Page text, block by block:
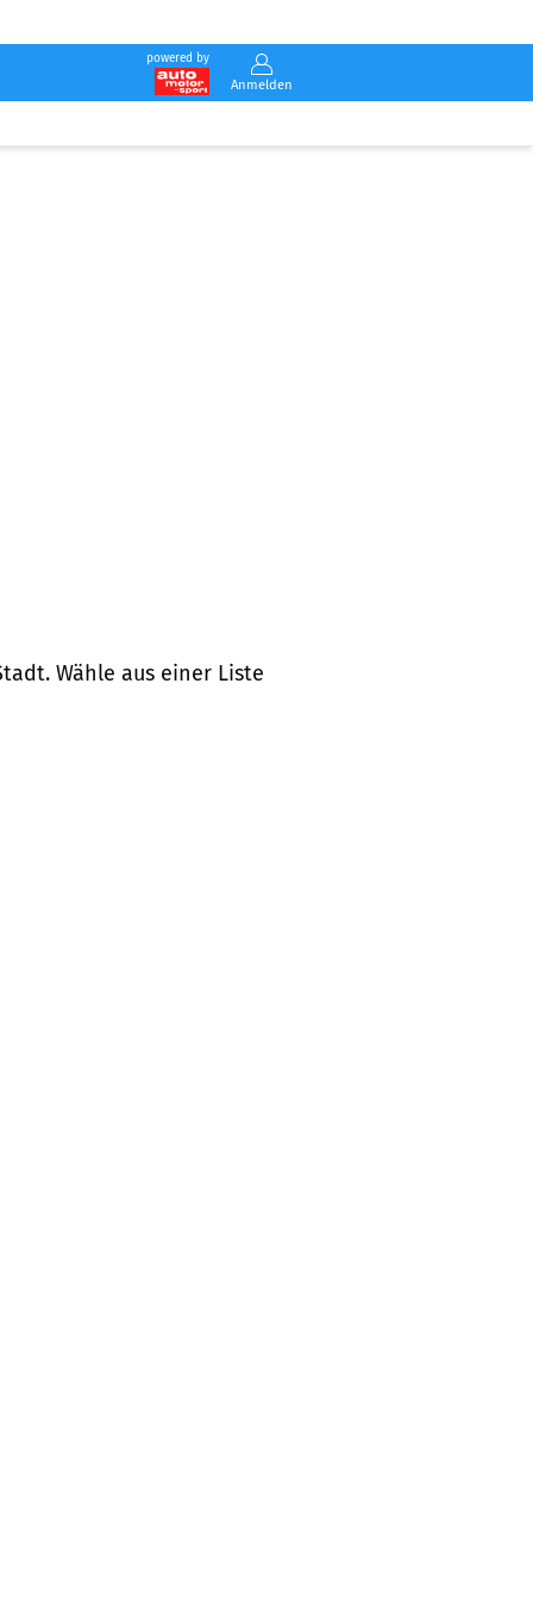
powered by
Anmelden
Wähle aus einer Liste